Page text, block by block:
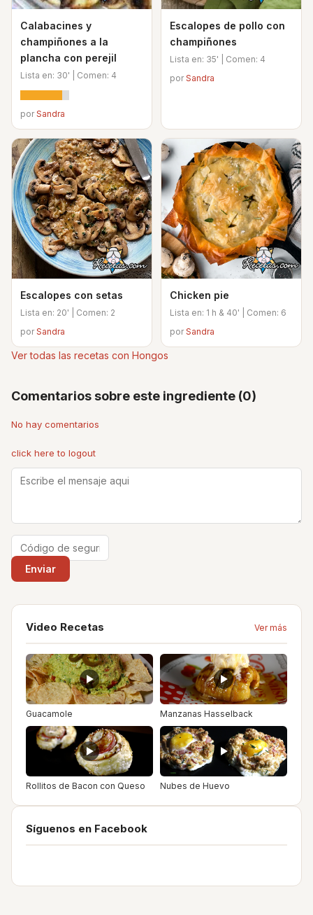
Calabacines y
champiñones a la
plancha con perejil
Lista en: 30' | Comen: 4
porSandra
Escalopes de pollo con
champiñones
Lista en: 35' | Comen: 4
porSandra
Escalopes con setas
Lista en: 20' | Comen: 2
porSandra
Chicken pie
Lista en: 1 h & 40' | Comen: 6
porSandra
Ver todas las recetas con Hongos
Comentarios sobre este ingrediente (0)
No hay comentarios
click here to logout
Video Recetas Ver más
Guacamole Manzanas Hasselback
Rollitos de Bacon con Queso Nubes de Huevo
Síguenos en Facebook